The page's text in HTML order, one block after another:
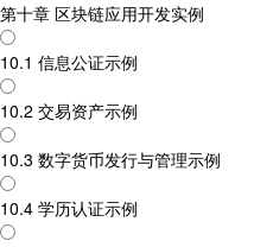
第十章 区块链应用开发实例
10.1 信息公证示例
10.2 交易资产示例
10.3 数字货币发行与管理示例
10.4 学历认证示例